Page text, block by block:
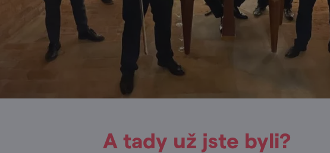
A tady už jste byli?